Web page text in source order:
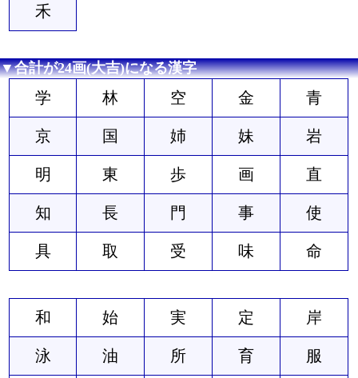
禾
▼合計が24画(大吉)になる漢字
学 林 空 金 青
京 国 姉 妹 岩
明 東 歩 画 直
知 長 門 事 使
具 取 受 味 命
和 始 実 定 岸
泳 油 所 育 服